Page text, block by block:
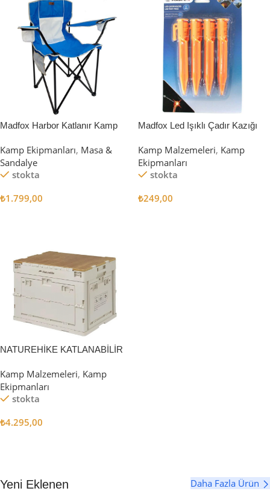
Madfox Harbor Katlanır Kamp
Kamp Ekipmanları, Masa &
Sandalye
stokta
₺1.799,00
Madfox Led Işıklı Çadır Kazığı
Kamp Malzemeleri, Kamp
Ekipmanları
stokta
₺249,00
NATUREHİKE KATLANABİLİR
Kamp Malzemeleri, Kamp
Ekipmanları
stokta
₺4.295,00
Yeni Eklenen Daha Fazla Ürün